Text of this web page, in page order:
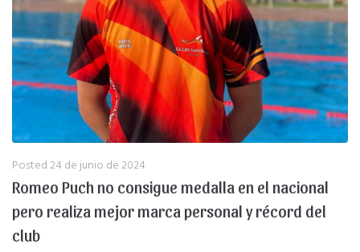
Posted24 de junio de 2024
Romeo Puch no consigue medalla en el nacional
pero realiza mejor marca personal y récord del
club